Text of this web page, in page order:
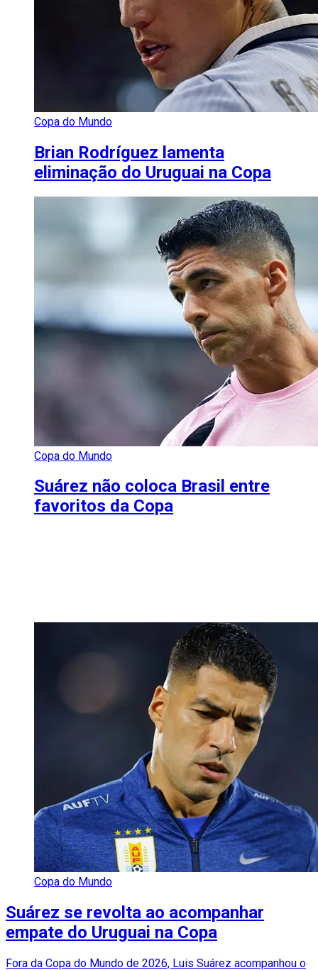
Copa do Mundo
Brian Rodríguez lamenta
eliminação do Uruguai na Copa
Copa do Mundo
Suárez não coloca Brasil entre
favoritos da Copa
Copa do Mundo
Suárez se revolta ao acompanhar
empate do Uruguai na Copa
Fora da Copa do Mundo de 2026, Luis Suárez acompanhou o